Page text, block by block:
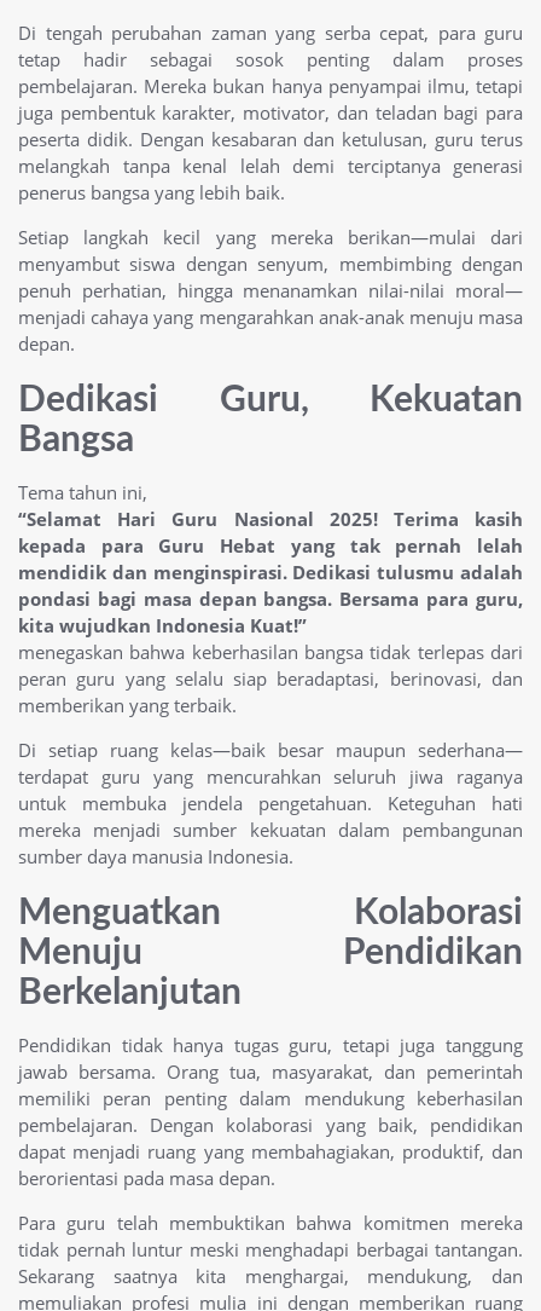
Di tengah perubahan zaman yang serba cepat, para guru
tetap hadir sebagai sosok penting dalam proses
pembelajaran. Mereka bukan hanya penyampai ilmu, tetapi
juga pembentuk karakter, motivator, dan teladan bagi para
peserta didik. Dengan kesabaran dan ketulusan, guru terus
melangkah tanpa kenal lelah demi terciptanya generasi
penerus bangsa yang lebih baik.
Setiap langkah kecil yang mereka berikan—mulai dari
menyambut siswa dengan senyum, membimbing dengan
penuh perhatian, hingga menanamkan nilai-nilai moral—
menjadi cahaya yang mengarahkan anak-anak menuju masa
depan.
Dedikasi Guru, Kekuatan
Bangsa
Tema tahun ini,
“Selamat Hari Guru Nasional 2025! Terima kasih
kepada para Guru Hebat yang tak pernah lelah
mendidik dan menginspirasi. Dedikasi tulusmu adalah
pondasi bagi masa depan bangsa. Bersama para guru,
kita wujudkan Indonesia Kuat!”
menegaskan bahwa keberhasilan bangsa tidak terlepas dari
peran guru yang selalu siap beradaptasi, berinovasi, dan
memberikan yang terbaik.
Di setiap ruang kelas—baik besar maupun sederhana—
terdapat guru yang mencurahkan seluruh jiwa raganya
untuk membuka jendela pengetahuan. Keteguhan hati
mereka menjadi sumber kekuatan dalam pembangunan
sumber daya manusia Indonesia.
Menguatkan Kolaborasi
Menuju Pendidikan
Berkelanjutan
Pendidikan tidak hanya tugas guru, tetapi juga tanggung
jawab bersama. Orang tua, masyarakat, dan pemerintah
memiliki peran penting dalam mendukung keberhasilan
pembelajaran. Dengan kolaborasi yang baik, pendidikan
dapat menjadi ruang yang membahagiakan, produktif, dan
berorientasi pada masa depan.
Para guru telah membuktikan bahwa komitmen mereka
tidak pernah luntur meski menghadapi berbagai tantangan.
Sekarang saatnya kita menghargai, mendukung, dan
memuliakan profesi mulia ini dengan memberikan ruang